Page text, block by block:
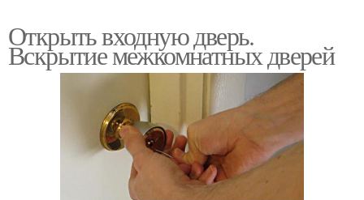
Открыть входную дверь.
Вскрытие межкомнатных дверей